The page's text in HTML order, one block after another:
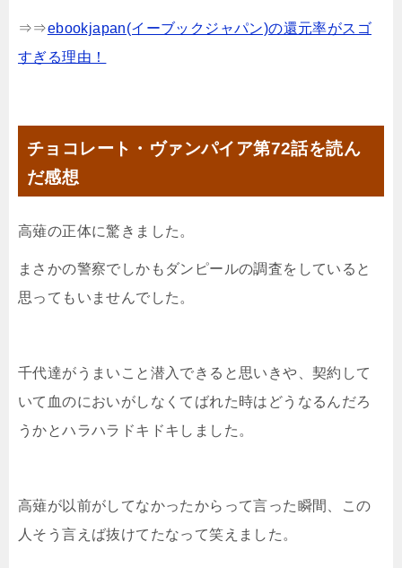
⇒⇒ebookjapan(イーブックジャパン)の還元率がスゴ
すぎる理由！
チョコレート・ヴァンパイア第72話を読ん
だ感想
高薙の正体に驚きました。
まさかの警察でしかもダンピールの調査をしていると
思ってもいませんでした。
千代達がうまいこと潜入できると思いきや、契約して
いて血のにおいがしなくてばれた時はどうなるんだろ
うかとハラハラドキドキしました。
高薙が以前がしてなかったからって言った瞬間、この
人そう言えば抜けてたなって笑えました。